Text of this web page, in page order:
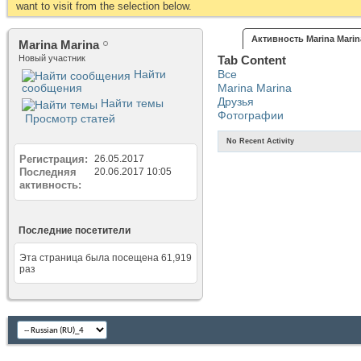
want to visit from the selection below.
Marina Marina
Новый участник
Найти
сообщения
Найти темы
Просмотр статей
Регистрация 26.05.2017
Последняя
активность
20.06.2017 10:05
Последние посетители
Эта страница была посещена 61,919
раз
Активность Marina
Tab Content
Все
Marina Marina
Друзья
Фотографии
No Recent Activity